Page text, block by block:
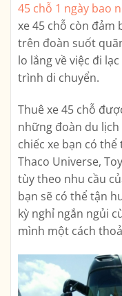
45 chỗ 1 ngày bao
xe 45 chỗ còn đảm
trên đoàn suốt
lo lắng về việc đi
trình di chuyển.
Thuê xe 45 chỗ
những đoàn du
chiếc xe bạn có
Thaco Universe,
tùy theo nhu cầu
bạn sẽ có thể tận
kỳ nghỉ ngắn ngủi
mình một cách